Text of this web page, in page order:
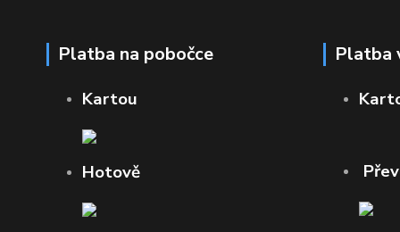
Platba na pobočce
Kartou
Hotově
Platba